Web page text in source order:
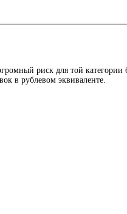
риск для той категории
в рублевом эквиваленте.